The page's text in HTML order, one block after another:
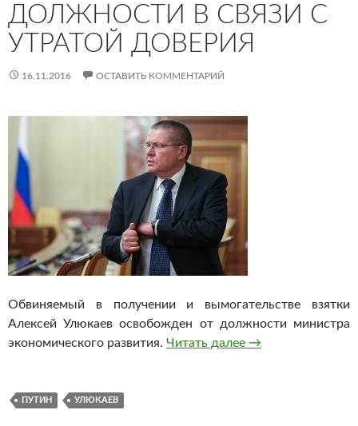
ДОЛЖНОСТИ В СВЯЗИ С
УТРАТОЙ ДОВЕРИЯ
16.11.2016 ОСТАВИТЬ КОММЕНТАРИЙ
Обвиняемый в получении и вымогательстве взятки
Алексей Улюкаев освобожден от должности министра
экономического развития. Читать далее Путин освободил
→
ПУТИН УЛЮКАЕВ